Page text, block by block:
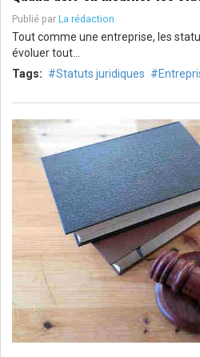
Publié par La rédaction
Tout comme une entreprise, les
évoluer tout…
Tags:
Statuts juridiques